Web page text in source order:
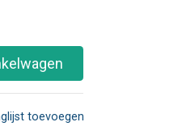
toevoegen